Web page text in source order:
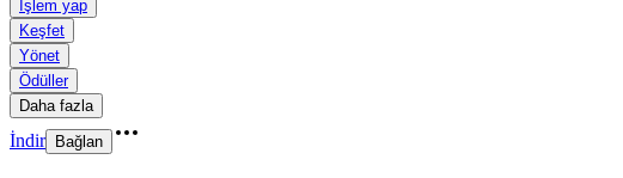
İşlem yap
Keşfet
Yönet
Ödüller
Daha fazla
İndir Bağlan